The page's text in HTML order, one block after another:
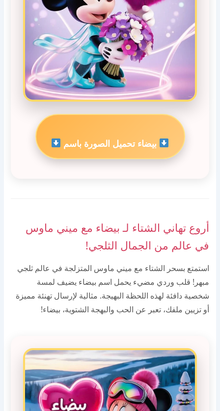
بيضاء تحميل الصورة باسم
أروع تهاني الشتاء لـ بيضاء مع ميني ماوس
في عالم من الجمال الثلجي!
استمتع بسحر الشتاء مع ميني ماوس المتزلجة في عالم ثلجي
مبهر! قلب وردي مضيء يحمل اسم بيضاء يضيف لمسة
شخصية دافئة لهذه اللحظة البهيجة. مثالية لإرسال تهنئة مميزة
أو تزيين ملفك، تعبر عن الحب والبهجة الشتوية، بيضاء!